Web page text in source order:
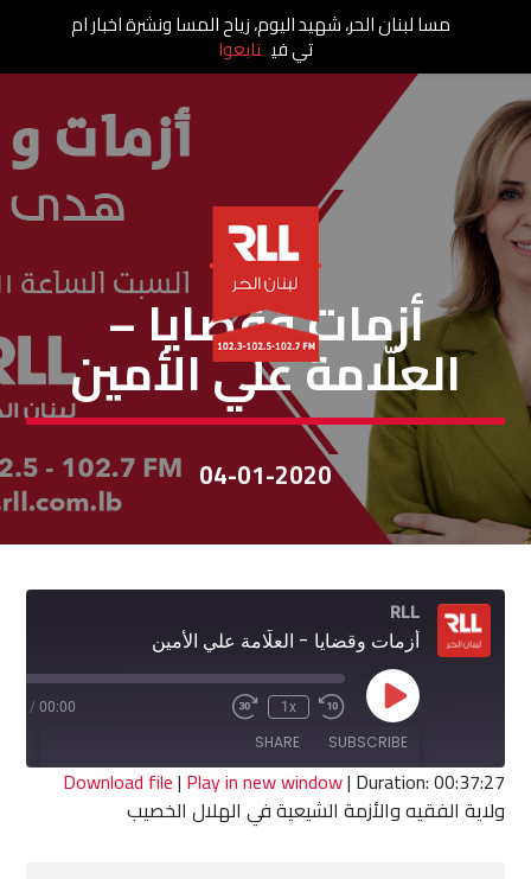
أزمات وقضايا
أزمات وقضايا –
العلّامة علي الأمين
04-01-2020
RLL
أزمات وقضايا - العلّامة علي الأمين
Play
Episode
Rewind
10
Seconds
1x
Fast
seconds
00:00
/
SUBSCRIBE
SHARE
SHARE
Download file| Play in new window| Duration: 00:37:27
ولاية الفقيه والأزمة الشيعية في الهلال الخصيب
مسا لبنان الحر، شهيد اليوم، زياح المسا ونشرة اخبار ام
تي في تابعوا